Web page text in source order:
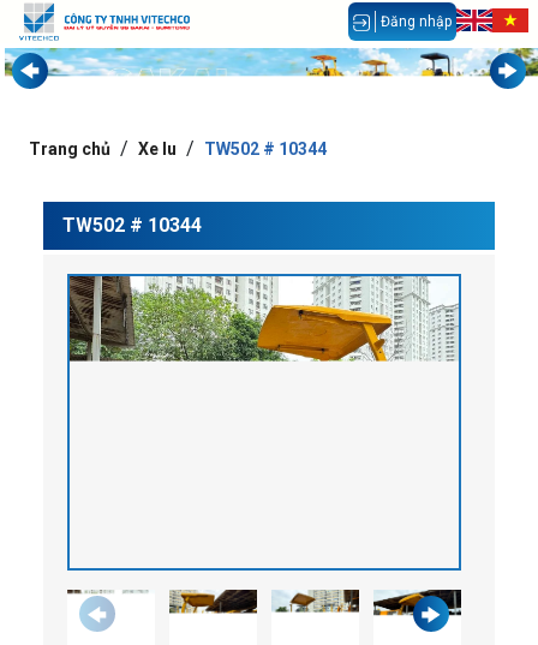
Đăng nhập
Trang chủ Xe lu TW502 # 10344
TW502 # 10344